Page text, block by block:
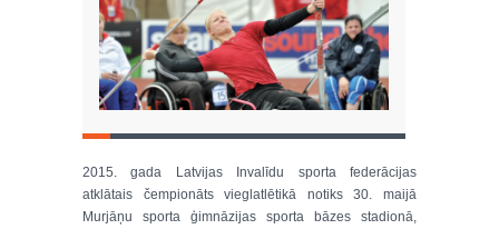
2015. gada Latvijas Invalīdu sporta federācijas
atklātais čempionāts vieglatlētikā notiks 30. maijā
Murjāņu sporta ģimnāzijas sporta bāzes stadionā,